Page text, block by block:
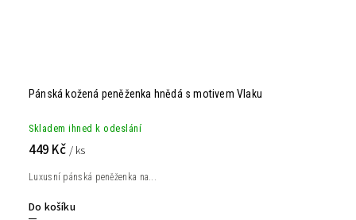
Pánská kožená peněženka hnědá s motivem Vlaku
Skladem ihned k odeslání
449 Kč / ks
Do košíku
Luxusní pánská peněženka na...